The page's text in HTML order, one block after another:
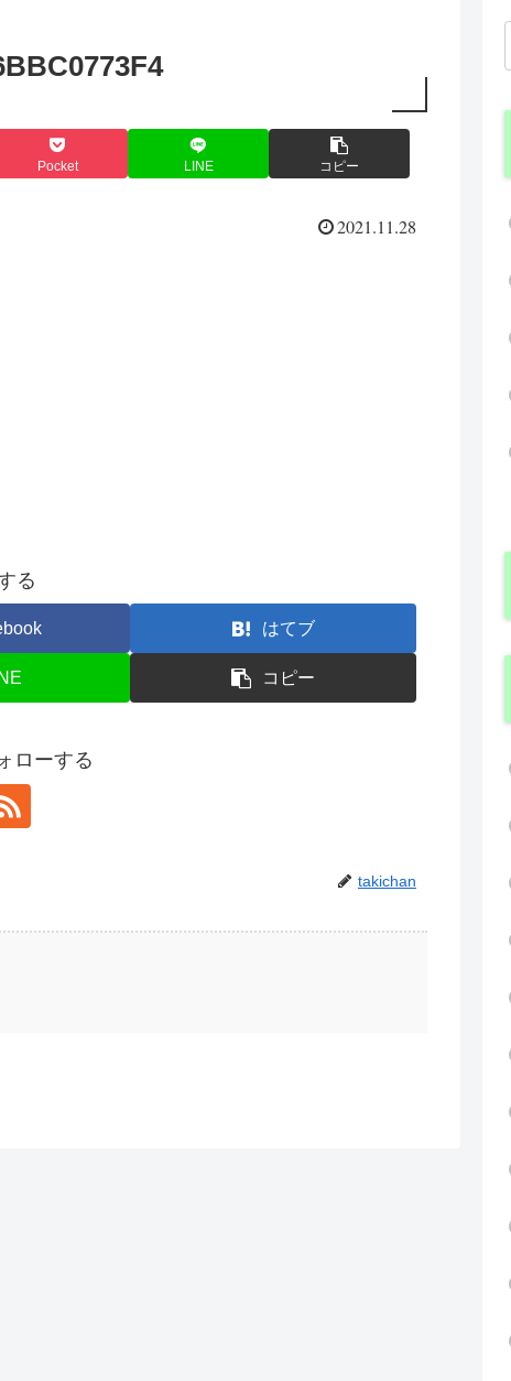
Pocket LINE コピー
2021.11.28
る
はてブ
コピー
ローする
takichan